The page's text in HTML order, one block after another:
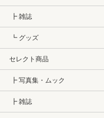
┣ 雑誌
┗ グッズ
セレクト商品
┣ 写真集・ムック
┣ 雑誌